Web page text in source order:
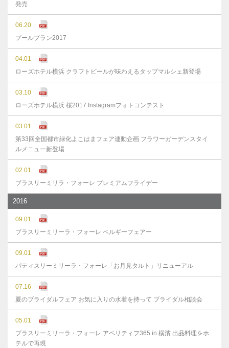
発売
06.20
プールプラン2017
04.01
ローズホテル横浜 クラフトビールが味わえるタップマルシェ新登場
03.10
ローズホテル横浜 桜2017 Instagramフォトコンテスト
03.01
第33回全国都市緑化よこはまフェア連動企画 フラワーガーデンスタイ
ルメニュー新登場
02.01
ブラスリーミリラ・フォーレ プレミアムフライデー
2016
09.01
ブラスリーミリーラ・フォーレ ベルギーフェアー
09.01
パティスリーミリーラ・フォーレ「お月見タルト」リニューアル
07.16
夏のブライダルフェア お気に入りの水着を持って ブライダル相談会
05.01
ブラスリーミリーラ・フォーレ アペリティフ365 in 横濱 出品料理をホ
テルで再現